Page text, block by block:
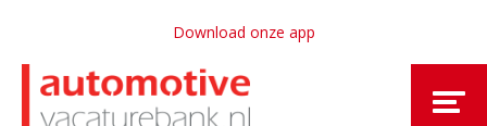
Download onze app